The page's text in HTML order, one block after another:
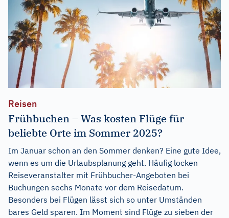
Reisen
Frühbuchen – Was kosten Flüge für
beliebte Orte im Sommer 2025?
Im Januar schon an den Sommer denken? Eine gute Idee,
wenn es um die Urlaubsplanung geht. Häufig locken
Reiseveranstalter mit Frühbucher-Angeboten bei
Buchungen sechs Monate vor dem Reisedatum.
Besonders bei Flügen lässt sich so unter Umständen
bares Geld sparen. Im Moment sind Flüge zu sieben der